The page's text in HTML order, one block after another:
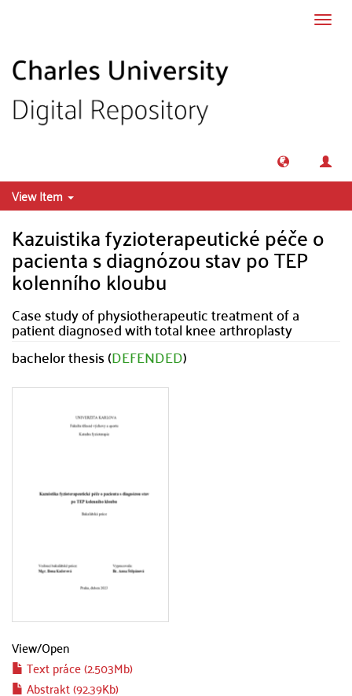
View Item
Kazuistika fyzioterapeutické péče o
pacienta s diagnózou stav po TEP
kolenního kloubu
Case study of physiotherapeutic treatment of a
patient diagnosed with total knee arthroplasty
bachelor thesis (DEFENDED)
View/Open
Text práce (2.503Mb)
Abstrakt (92.39Kb)